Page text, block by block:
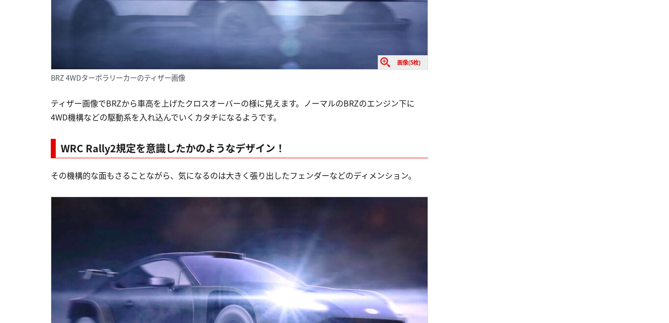
画像(5枚)
BRZ 4WDターボラリーカーのティザー画像
ティザー画像でBRZから車高を上げたクロスオーバーの様に見えます。ノーマルのBRZのエンジン下に
4WD機構などの駆動系を入れ込んでいくカタチになるようです。
WRC Rally2規定を意識したかのようなデザイン！
その機構的な面もさることながら、気になるのは大きく張り出したフェンダーなどのディメンション。